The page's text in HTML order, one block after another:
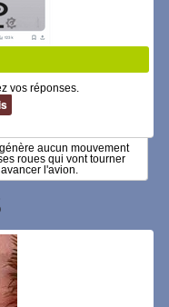
vos réponses.
aucun mouvement
roues qui vont tourner
l'avion.